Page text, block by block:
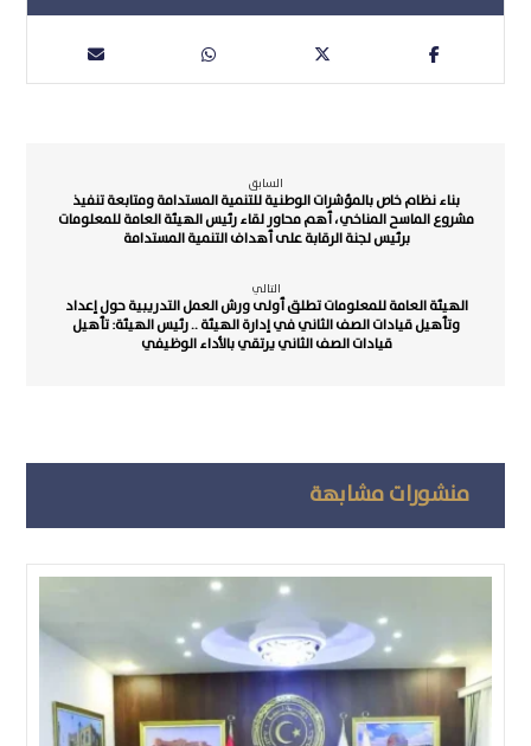
السابق
بناء نظام خاص بالمؤشرات الوطنية للتنمية المستدامة ومتابعة تنفيذ
مشروع الماسح المناخي، أهم محاور لقاء رئيس الهيئة العامة للمعلومات
برئيس لجنة الرقابة على أهداف التنمية المستدامة
التالي
الهيئة العامة للمعلومات تطلق أولى ورش العمل التدريبية حول إعداد
وتأهيل قيادات الصف الثاني في إدارة الهيئة .. رئيس الهيئة: تأهيل
قيادات الصف الثاني يرتقي بالأداء الوظيفي
منشورات مشابهة